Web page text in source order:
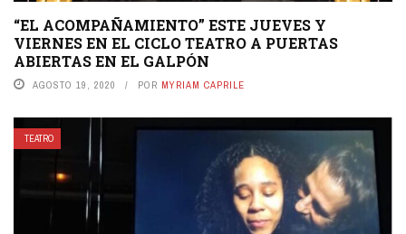
“EL ACOMPAÑAMIENTO” ESTE JUEVES Y
VIERNES EN EL CICLO TEATRO A PUERTAS
ABIERTAS EN EL GALPÓN
AGOSTO 19, 2020 POR MYRIAM CAPRILE
TEATRO